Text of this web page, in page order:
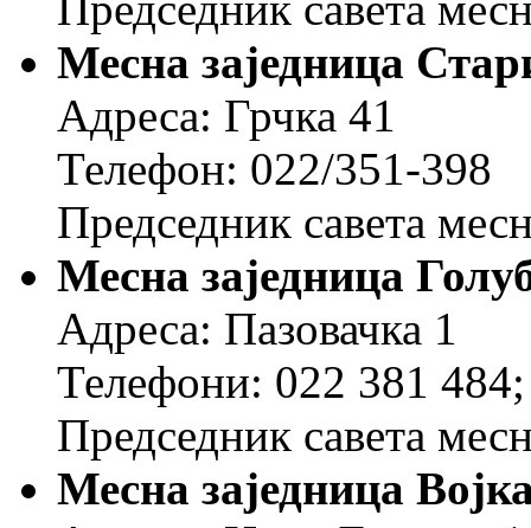
Месна заједница
Адреса: Грчка 41
Телефон: 022/351-398
Председник савета
Месна заједница
Адреса: Пазовачка 1
Телефони: 022 381
Председник савета
Месна заједница